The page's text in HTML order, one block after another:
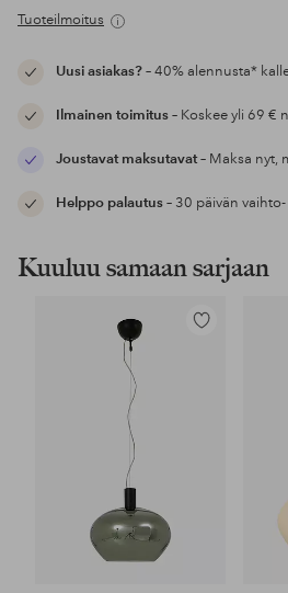
Tuoteilmoitus
Uusi asiakas?– 40% alennusta*
Ilmainen toimitus– Koskee yli 69 €
Joustavat maksutavat– Maksa nyt,
Helppo palautus– 30 päivän
Kuuluu samaan sarjaan
Lisää